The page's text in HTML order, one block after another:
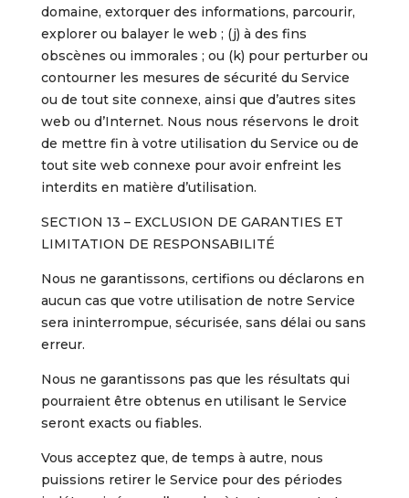
domaine, extorquer des informations, parcourir,
explorer ou balayer le web ; (j) à des fins
obscènes ou immorales ; ou (k) pour perturber ou
contourner les mesures de sécurité du Service
ou de tout site connexe, ainsi que d’autres sites
web ou d’Internet. Nous nous réservons le droit
de mettre fin à votre utilisation du Service ou de
tout site web connexe pour avoir enfreint les
interdits en matière d’utilisation.
SECTION 13 – EXCLUSION DE GARANTIES ET
LIMITATION DE RESPONSABILITÉ
Nous ne garantissons, certifions ou déclarons en
aucun cas que votre utilisation de notre Service
sera ininterrompue, sécurisée, sans délai ou sans
erreur.
Nous ne garantissons pas que les résultats qui
pourraient être obtenus en utilisant le Service
seront exacts ou fiables.
Vous acceptez que, de temps à autre, nous
puissions retirer le Service pour des périodes